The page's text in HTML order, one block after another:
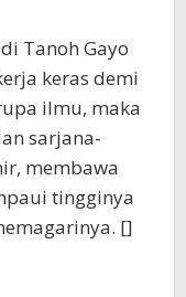
Tanoh Gayo
keras demi
ilmu, maka
sarjana-
membawa
tingginya
[]